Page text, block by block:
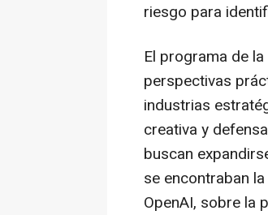
riesgo para
El programa de
perspectivas
industrias
creativa y
buscan
se encontraban
OpenAI, sobre la